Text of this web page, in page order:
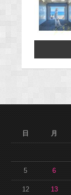
日
月
5 6
12 13